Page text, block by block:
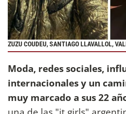
ZUZU COUDEU, SANTIAGO LLAVALLOL,
Moda, redes sociales,
internacionales y un
muy marcado a sus 22